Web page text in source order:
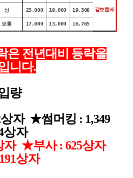
강보합세
상 23,000 19,000 19,308
보통 17,000 13,000 16,765
은 전년대비 등락을
니다.
량
자 ★썸머킹 : 1,349
상자
자 ★부사 : 625상자
상자